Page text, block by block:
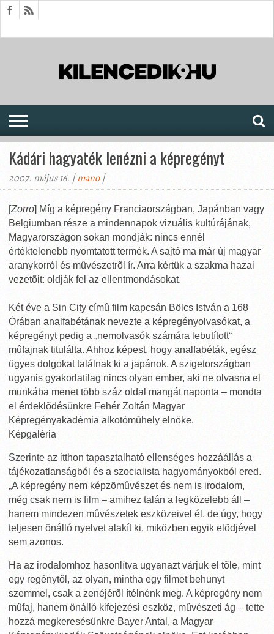
Kádári hagyaték lenézni a képregényt
2007. május 16. |mano|
[Zorro] Míg a képregény Franciaországban, Japánban vagy
Belgiumban része a mindennapok vizuális kultúrájának,
Magyarországon sokan mondják: nincs ennél
értéktelenebb nyomtatott termék. A sajtó ma már új magyar
aranykorról és mûvészetrõl ír. Arra kértük a szakma hazai
vezetõit: oldják fel az ellentmondásokat.
Két éve a Sin City címû film kapcsán Bölcs István a 168
Órában analfabétának nevezte a képregényolvasókat, a
képregényt pedig a „nemolvasók számára lebutított“
mûfajnak titulálta. Ahhoz képest, hogy analfabéták, egész
ügyes dolgokat találnak ki a japánok. A szigetországban
ugyanis gyakorlatilag nincs olyan ember, aki ne olvasna el
munkába menet több száz oldal mangát naponta – mondta
el érdeklõdésünkre Fehér Zoltán Magyar
Képregényakadémia alkotómûhely elnöke.
Képgaléria
Szerinte az itthon tapasztalható ellenséges hozzáállás a
tájékozatlanságból és a szocialista hagyományokból ered.
„A képregény nem képzõmûvészet és nem is irodalom,
még csak nem is film – amihez talán a legközelebb áll –
hanem mindezen mûvészetek eszközeivel él, de úgy, hogy
teljesen önálló nyelvet alakít ki, miközben egyik elõdjével
sem azonos.
Ha az irodalomhoz hasonlítva ugyanazt várjuk el tõle, mint
egy regénytõl, az olyan, mintha egy filmet behunyt
szemmel, csak a zenéjérõl ítélnénk meg. A képregény nem
mûfaj, hanem önálló kifejezési eszköz, mûvészeti ág – tette
hozzá megkeresésünkre Bayer Antal, a Magyar